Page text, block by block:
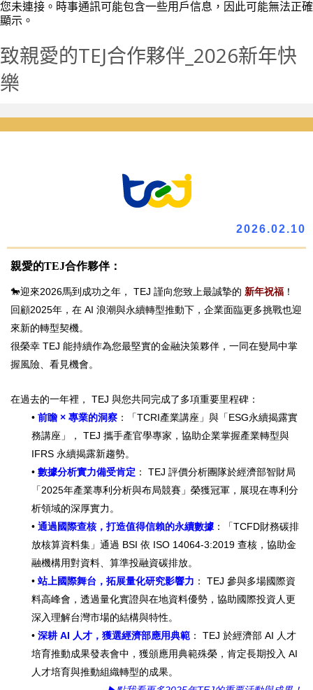
您未連接。時事通訊可能包含一些用戶信息，因此可能無法正確
顯示。
致親愛的TEJ合作夥伴_2026新年快
樂